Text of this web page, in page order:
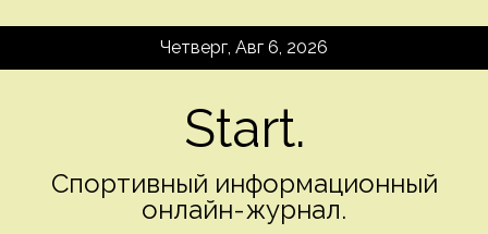
Четверг, Авг 6, 2026
Start.
Спортивный информационный
онлайн-журнал.